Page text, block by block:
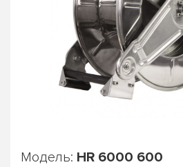
Модель: HR 6000 600